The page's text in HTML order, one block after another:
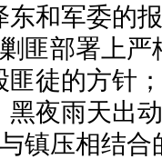
和军委的
匪部署上
匪徒的方针
黑夜雨天出
镇压相结